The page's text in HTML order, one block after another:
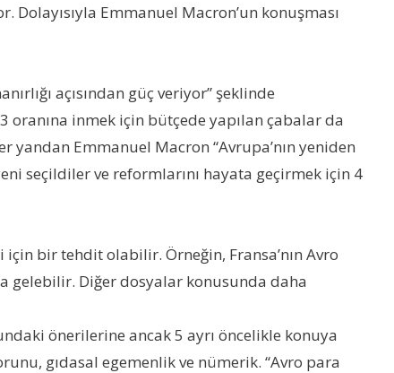
Dolayısıyla Emmanuel Macron’un konuşması
açısından güç veriyor” şeklinde
inmek için bütçede yapılan çabalar da
yandan Emmanuel Macron “Avrupa’nın yeniden
seçildiler ve reformlarını hayata geçirmek için 4
bir tehdit olabilir. Örneğin, Fransa’nın Avro
gelebilir. Diğer dosyalar konusunda daha
önerilerine ancak 5 ayrı öncelikle konuya
gıdasal egemenlik ve nümerik. “Avro para